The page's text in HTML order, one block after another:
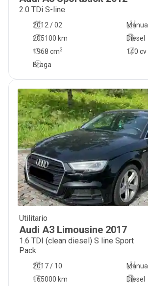
2.0 TDi S-line
2012 / 02
Manual
205100 km
140 cv
Diesel
1968 cm3
Braga
Utilitario
Audi A3 Limousine 2017
1.6 TDI (clean diesel) S line Sport
Pack
2017 / 10
Manual
165000 km
Diesel